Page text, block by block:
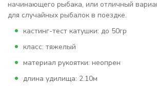
начинающего рыбака, или отличный
для случайных рыбалок в поездке.
кастинг-тест катушки: до 50гр
класс: тяжелый
материал рукоятки: неопрен
длина удилища: 2.10м